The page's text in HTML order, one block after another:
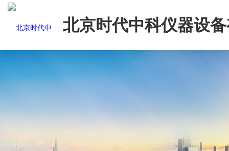
北京时代中科仪器设
司